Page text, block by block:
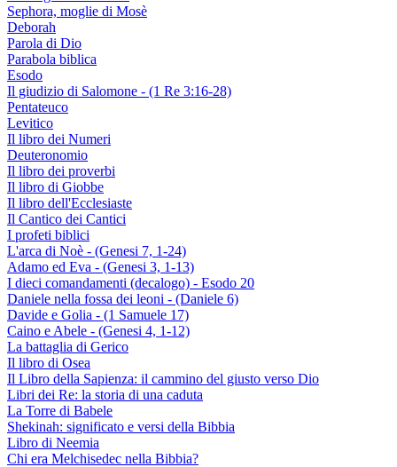
Sephora, moglie di Mosè
Deborah
Parola di Dio
Parabola biblica
Esodo
Il giudizio di Salomone - (1 Re 3:16-28)
Pentateuco
Levitico
Il libro dei Numeri
Deuteronomio
Il libro dei proverbi
Il libro di Giobbe
Il libro dell'Ecclesiaste
Il Cantico dei Cantici
I profeti biblici
L'arca di Noè - (Genesi 7, 1-24)
Adamo ed Eva - (Genesi 3, 1-13)
I dieci comandamenti (decalogo) - Esodo 20
Daniele nella fossa dei leoni - (Daniele 6)
Davide e Golia - (1 Samuele 17)
Caino e Abele - (Genesi 4, 1-12)
La battaglia di Gerico
Il libro di Osea
Il Libro della Sapienza: il cammino del giusto verso Dio
Libri dei Re: la storia di una caduta
La Torre di Babele
Shekinah: significato e versi della Bibbia
Libro di Neemia
Chi era Melchisedec nella Bibbia?